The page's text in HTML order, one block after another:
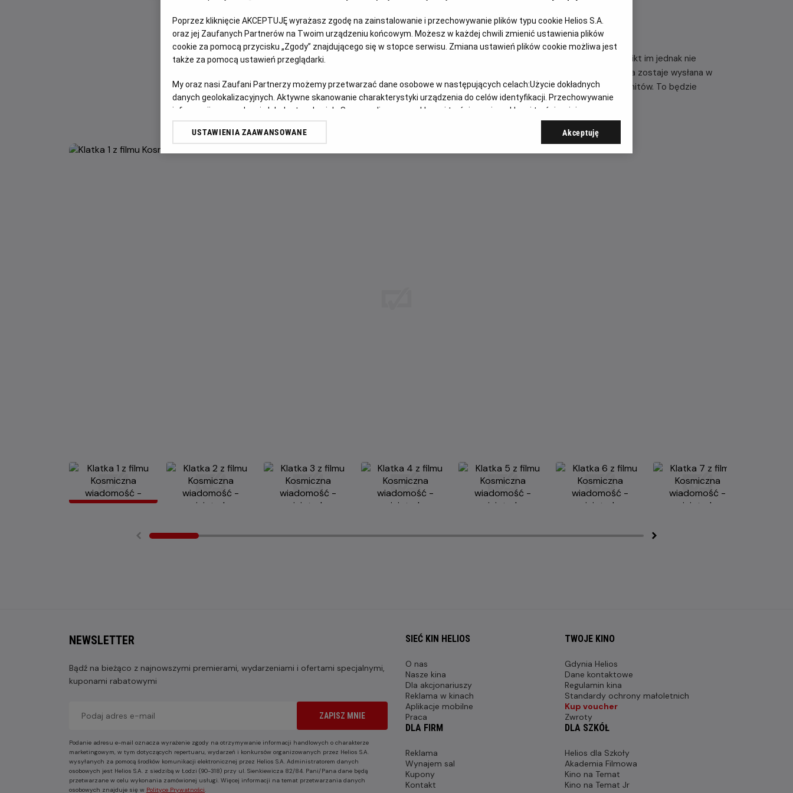
OPIS FILMU
11 letni przyjaciele, Annabelle i Dino, są przekonani, że otrzymali sygnały z kosmosu. Nikt im jednak nie
wierzy. Podczas wizyty w porcie kosmicznym ESA chowają się w jednej z rakiet, która zostaje wysłana w
przestrzeń kosmiczną. Rozpoczynają swoją misję, której celem jest znalezienie kosmitów. To będzie
zapierająca dech w piersiach przygoda...
NEWSLETTER
Bądź na bieżąco z najnowszymi premierami, wydarzeniami i ofertami specjalnymi,
kuponami rabatowymi
ZAPISZ MNIE
Podanie adresu e-mail oznacza wyrażenie zgody na otrzymywanie informacji handlowych o charakterze
marketingowym, w tym dotyczących repertuaru, wydarzeń i konkursów organizowanych przez Helios S.A.
wysyłanych za pomocą środków komunikacji elektronicznej przez Helios S.A. Administratorem danych
osobowych jest Helios S.A. z siedzibą w Łodzi (90-318) przy ul. Sienkiewicza 82/84. Pani/Pana dane będą
przetwarzane w celu wykonania zamówionej usługi. Więcej informacji na temat przetwarzania danych
osobowych znajduje się w Polityce Prywatności.
SIEĆ KIN HELIOS
O nas
Nasze kina
Dla akcjonariuszy
Reklama w kinach
Aplikacje mobilne
Praca
TWOJE KINO
Gdynia Helios
Dane kontaktowe
Regulamin kina
Standardy ochrony małoletnich
Kup voucher
Zwroty
DLA FIRM
Reklama
Wynajem sal
Kupony
Kontakt
DLA SZKÓŁ
Helios dla Szkoły
Akademia Filmowa
Kino na Temat
Kino na Temat Jr
Poprzez kliknięcie AKCEPTUJĘ wyrażasz zgodę na zainstalowanie i przechowywanie plików typu cookie Helios S.A.
oraz jej Zaufanych Partnerów na Twoim urządzeniu końcowym. Możesz w każdej chwili zmienić ustawienia plików
cookie za pomocą przycisku „Zgody” znajdującego się w stopce serwisu. Zmiana ustawień plików cookie możliwa jest
także za pomocą ustawień przeglądarki.
My oraz nasi Zaufani Partnerzy możemy przetwarzać dane osobowe w następujących celach:Użycie dokładnych
danych geolokalizacyjnych. Aktywne skanowanie charakterystyki urządzenia do celów identyfikacji. Przechowywanie
informacji na urządzeniu lub dostęp do nich. Spersonalizowane reklamy i treści, pomiar reklam i treści, opinie
odbiorców i ulepszanie usług.
USTAWIENIA ZAAWANSOWANE Akceptuję